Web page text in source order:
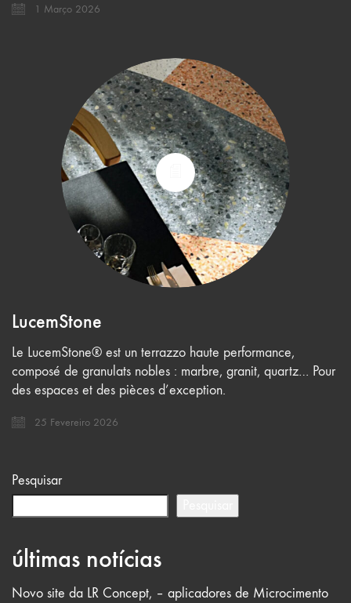
1 Março 2026
LucemStone
Le LucemStone® est un terrazzo haute performance,
composé de granulats nobles : marbre, granit, quartz… Pour
des espaces et des pièces d’exception.
25 Fevereiro 2026
Pesquisar
últimas notícias
Novo site da LR Concept, – aplicadores de Microcimento